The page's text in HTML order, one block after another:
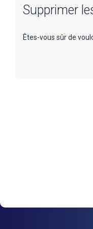
Supprimer
Êtes-vous sûr de